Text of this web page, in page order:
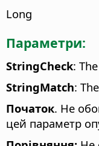
Long
Параметри:
StringCheck:
StringMatch:
Початок. Не
цей параметр